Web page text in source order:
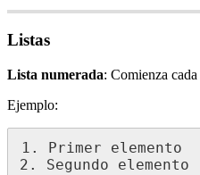
Listas
Lista numerada: Comienza cada
Ejemplo:
1 . Primer
elemento
2 . Segundo elemento